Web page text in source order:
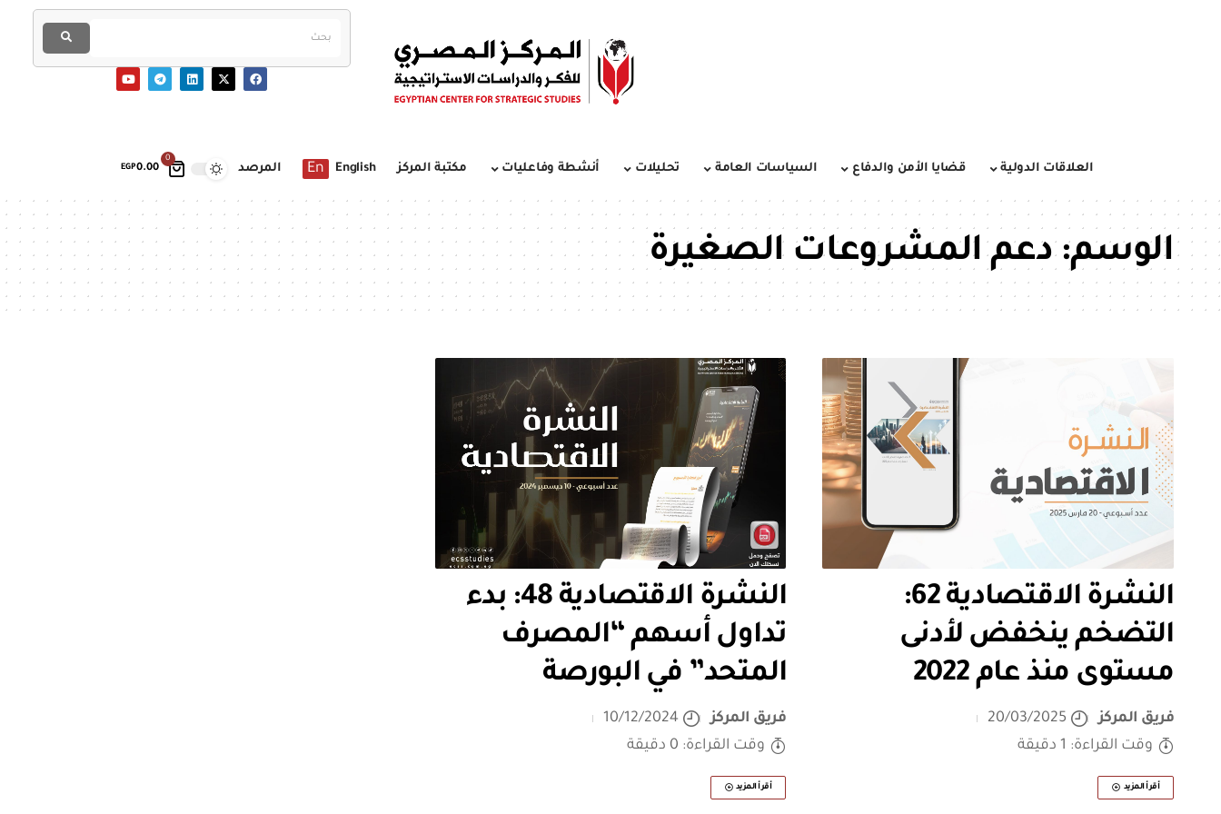
0
EGP0.00 العلاقات الدولية قضايا الأمن والدفاع السياسات العامة تحليلات أنشطة وفاعليات مكتبة المركز English
En المرصد
الوسم:دعم المشروعات الصغيرة
النشرة الاقتصادية 62:
التضخم ينخفض لأدنى
مستوى منذ عام 2022
فريق المركز
20/03/2025
وقت القراءة: 1 دقيقة
أقرأ المزيد
النشرة الاقتصادية 48: بدء
تداول أسهم “المصرف
المتحد” في البورصة
فريق المركز
10/12/2024
وقت القراءة: 0 دقيقة
أقرأ المزيد